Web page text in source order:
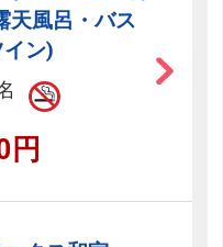
風呂・バス
イン)
円